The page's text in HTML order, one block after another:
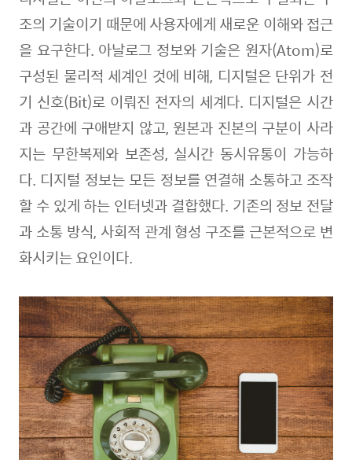
조의 기술이기 때문에 사용자에게 새로운 이해와 접근
을 요구한다. 아날로그 정보와 기술은 원자(Atom)로
구성된 물리적 세계인 것에 비해, 디지털은 단위가 전
기 신호(Bit)로 이뤄진 전자의 세계다. 디지털은 시간
과 공간에 구애받지 않고, 원본과 진본의 구분이 사라
지는 무한복제와 보존성, 실시간 동시유통이 가능하
다. 디지털 정보는 모든 정보를 연결해 소통하고 조작
할 수 있게 하는 인터넷과 결합했다. 기존의 정보 전달
과 소통 방식, 사회적 관계 형성 구조를 근본적으로 변
화시키는 요인이다.